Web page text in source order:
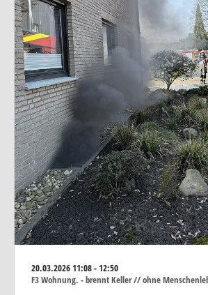
20.03.202611:08 - 12:50
F3 Wohnung. - brennt Keller // ohne